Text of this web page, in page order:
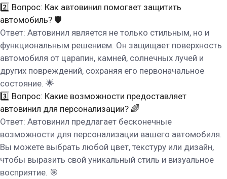
2️⃣ Вопрос: Как автовинил помогает защитить
автомобиль? 🛡️
Ответ: Автовинил является не только стильным, но и
функциональным решением. Он защищает поверхность
автомобиля от царапин, камней, солнечных лучей и
других повреждений, сохраняя его первоначальное
состояние. 🌟
3️⃣ Вопрос: Какие возможности предоставляет
автовинил для персонализации? 🌈
Ответ: Автовинил предлагает бесконечные
возможности для персонализации вашего автомобиля.
Вы можете выбрать любой цвет, текстуру или дизайн,
чтобы выразить свой уникальный стиль и визуальное
восприятие. 🎯